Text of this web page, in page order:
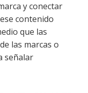
y conectar
contenido
que las
las marcas o
señalar